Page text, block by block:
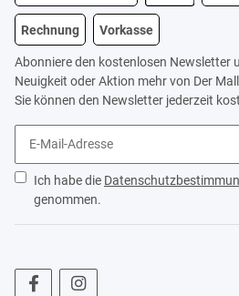
Rechnung Vorkasse
Abonniere den kostenlosen Newsletter
Neuigkeit oder Aktion mehr von Der
Sie können den Newsletter jederzeit
Ich habe die
genommen.